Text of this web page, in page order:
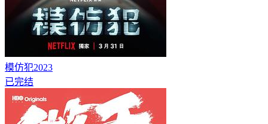
模仿犯2023
已完结